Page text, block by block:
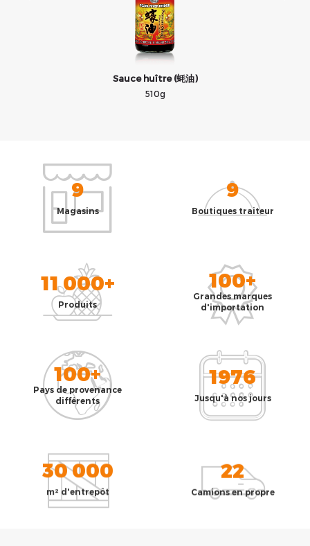
Sauce huître (蚝油)
510g
9
Magasins
9
Boutiques traiteur
11 000+
Produits
100+
Grandes marques
d'importation
100+
Pays de provenance
différents
1976
Jusqu'à nos jours
30 000
m² d'entrepôt
22
Camions en propre